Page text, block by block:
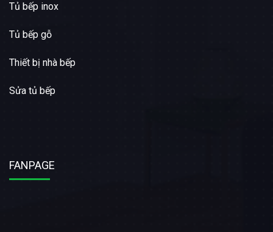
Tủ bếp inox
Tủ bếp gỗ
Thiết bị nhà bếp
Sửa tủ bếp
FANPAGE